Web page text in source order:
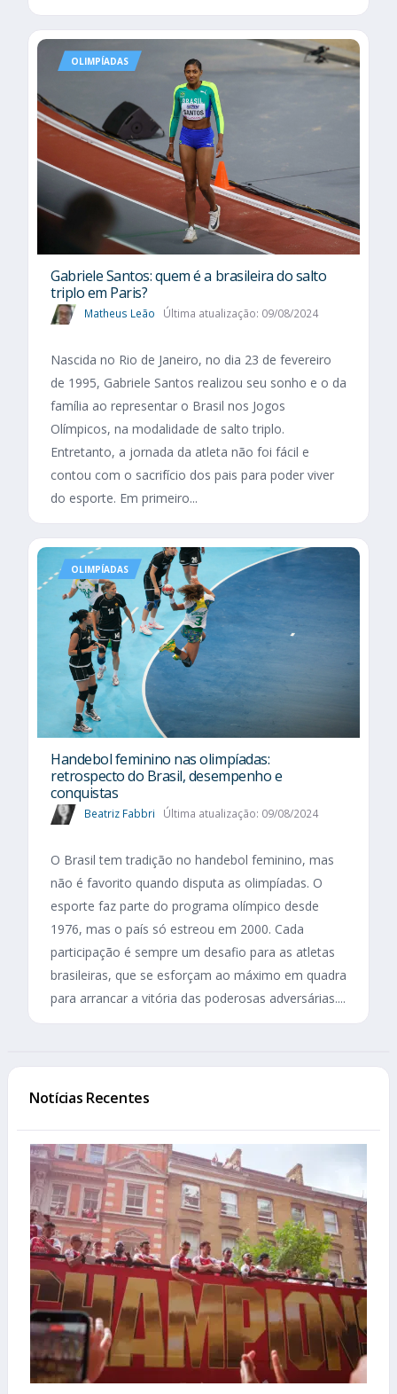
OLIMPÍADAS
Gabriele Santos: quem é a brasileira do salto
triplo em Paris?
Matheus Leão Última atualização: 09/08/2024
Nascida no Rio de Janeiro, no dia 23 de fevereiro
de 1995, Gabriele Santos realizou seu sonho e o da
família ao representar o Brasil nos Jogos
Olímpicos, na modalidade de salto triplo.
Entretanto, a jornada da atleta não foi fácil e
contou com o sacrifício dos pais para poder viver
do esporte. Em primeiro...
OLIMPÍADAS
Handebol feminino nas olimpíadas:
retrospecto do Brasil, desempenho e
conquistas
Beatriz Fabbri Última atualização: 09/08/2024
O Brasil tem tradição no handebol feminino, mas
não é favorito quando disputa as olimpíadas. O
esporte faz parte do programa olímpico desde
1976, mas o país só estreou em 2000. Cada
participação é sempre um desafio para as atletas
brasileiras, que se esforçam ao máximo em quadra
para arrancar a vitória das poderosas adversárias....
Notícias Recentes